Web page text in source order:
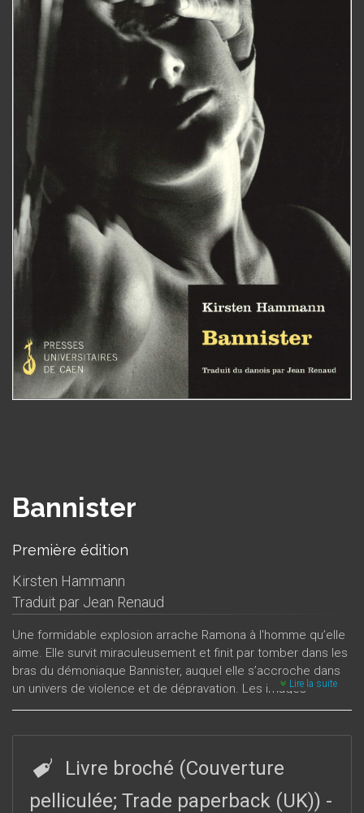
Bannister
Première édition
Kirsten Hammann
Traduit par Jean Renaud
Une formidable explosion arrache Ramona à l'homme qu’elle
aime. Elle survit miraculeusement et finit par tomber dans les
bras du démoniaque Bannister, auquel elle s’accroche dans
un univers de violence et de dépravation. Les images
subconscientes les plus folles se mêlent aux événements
cosmiques. L’écriture expérimentale de Kirsten Hammann
transforme une histoire d’amour en un inoubliable
kaléidoscope en perpétuel mouvement.
Lire la suite
Livre broché (Couverture
pelliculée; Trade paperback (UK)) -